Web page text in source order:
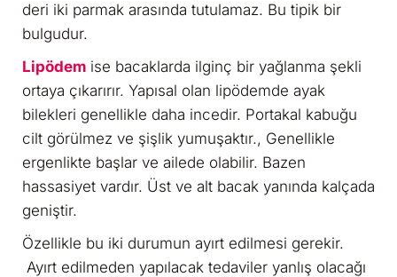
deri iki parmak arasında tutulamaz. Bu tipik bir
bulgudur.
Lipödem ise bacaklarda ilginç bir yağlanma şekli
ortaya çıkarırır. Yapısal olan lipödemde ayak
bilekleri genellikle daha incedir. Portakal kabuğu
cilt görülmez ve şişlik yumuşaktır., Genellikle
ergenlikte başlar ve ailede olabilir. Bazen
hassasiyet vardır. Üst ve alt bacak yanında kalçada
geniştir.
Özellikle bu iki durumun ayırt edilmesi gerekir.
Ayırt edilmeden yapılacak tedaviler yanlış olacağı